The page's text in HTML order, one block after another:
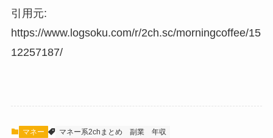
引用元:
https://www.logsoku.com/r/2ch.sc/morningcoffee/15
12257187/
マネー マネー系2chまとめ 副業 年収